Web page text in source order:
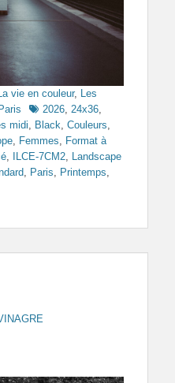
vie en couleur, Les
Paris Tags2026, 24x36,
midi, Black, Couleurs,
, Femmes, Format à
, ILCE-7CM2, Landscape
, Paris, Printemps,